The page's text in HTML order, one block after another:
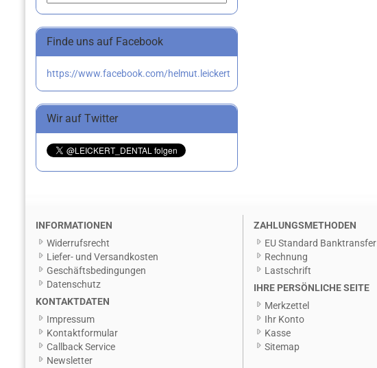
Finde uns auf Facebook
https://www.facebook.com/helmut.leickert
Wir auf Twitter
INFORMATIONEN
Widerrufsrecht
Liefer- und Versandkosten
Geschäftsbedingungen
Datenschutz
KONTAKTDATEN
Impressum
Kontaktformular
Callback Service
Newsletter
ZAHLUNGSMETHODEN
EU Standard Banktransfer
Rechnung
Lastschrift
IHRE PERSÖNLICHE SEITE
Merkzettel
Ihr Konto
Kasse
Sitemap